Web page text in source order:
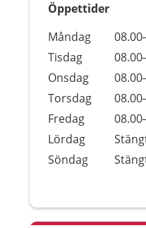
Öppettider
Dag
Öppettider
Kommentarer
Måndag
Tisdag
Onsdag
Torsdag
Fredag
Lördag
Söndag